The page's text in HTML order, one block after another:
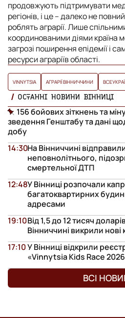
продовжують підтримувати
регіонів, і це – далеко не
роблять аграрії. Лише
координованими діями країна
загрозі поширення епідемії і
ресурси аграріїв області.
VINNYTSIA АГРАРІЇ ВІННИЧЧИНИ
ОСТАННІ НОВИНИ ВІННИЦІ
156 бойових зіткнень та
зведення Генштабу та дані
добу
На Вінниччині
неповнолітнього,
смертельної ДТП
14:30
У Вінниці розпочали
багатоквартирних
адресами
12:48
Від 1,5 до 12 тисяч
Вінниччині викрили нові
19:10
У Вінниці відкрили
«Vinnytsia Kids Race
17:10
ВСІ